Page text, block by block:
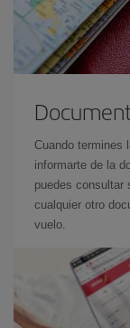
Cuando termines
informarte de la
puedes consultar
cualquier otro
vuelo.